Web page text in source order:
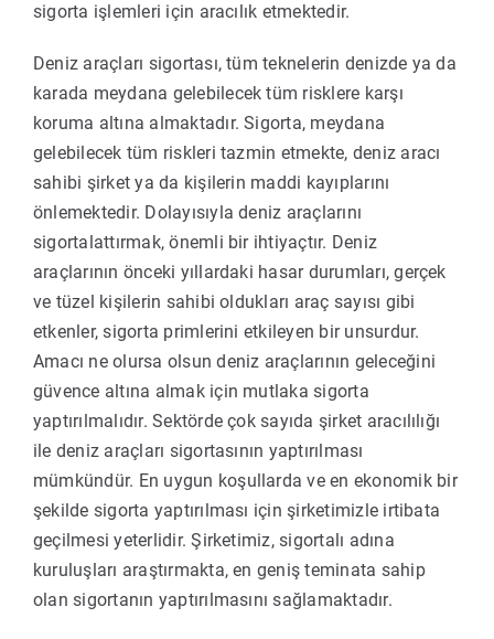
sigorta işlemleri için aracılık etmektedir.
Deniz araçları sigortası, tüm teknelerin denizde ya da
karada meydana gelebilecek tüm risklere karşı
koruma altına almaktadır. Sigorta, meydana
gelebilecek tüm riskleri tazmin etmekte, deniz aracı
sahibi şirket ya da kişilerin maddi kayıplarını
önlemektedir. Dolayısıyla deniz araçlarını
sigortalattırmak, önemli bir ihtiyaçtır. Deniz
araçlarının önceki yıllardaki hasar durumları, gerçek
ve tüzel kişilerin sahibi oldukları araç sayısı gibi
etkenler, sigorta primlerini etkileyen bir unsurdur.
Amacı ne olursa olsun deniz araçlarının geleceğini
güvence altına almak için mutlaka sigorta
yaptırılmalıdır. Sektörde çok sayıda şirket aracılılığı
ile deniz araçları sigortasının yaptırılması
mümkündür. En uygun koşullarda ve en ekonomik bir
şekilde sigorta yaptırılması için şirketimizle irtibata
geçilmesi yeterlidir. Şirketimiz, sigortalı adına
kuruluşları araştırmakta, en geniş teminata sahip
olan sigortanın yaptırılmasını sağlamaktadır.